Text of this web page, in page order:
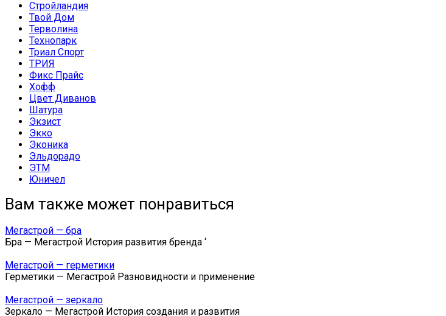
Стройландия
Твой Дом
Терволина
Технопарк
Триал Спорт
ТРИЯ
Фикс Прайс
Хофф
Цвет Диванов
Шатура
Экзист
Экко
Эконика
Эльдорадо
ЭТМ
Юничел
Вам также может понравиться
Мегастрой — бра
Бра — Мегастрой История развития бренда ‘
Мегастрой — герметики
Герметики — Мегастрой Разновидности и применение
Мегастрой — зеркало
Зеркало — Мегастрой История создания и развития